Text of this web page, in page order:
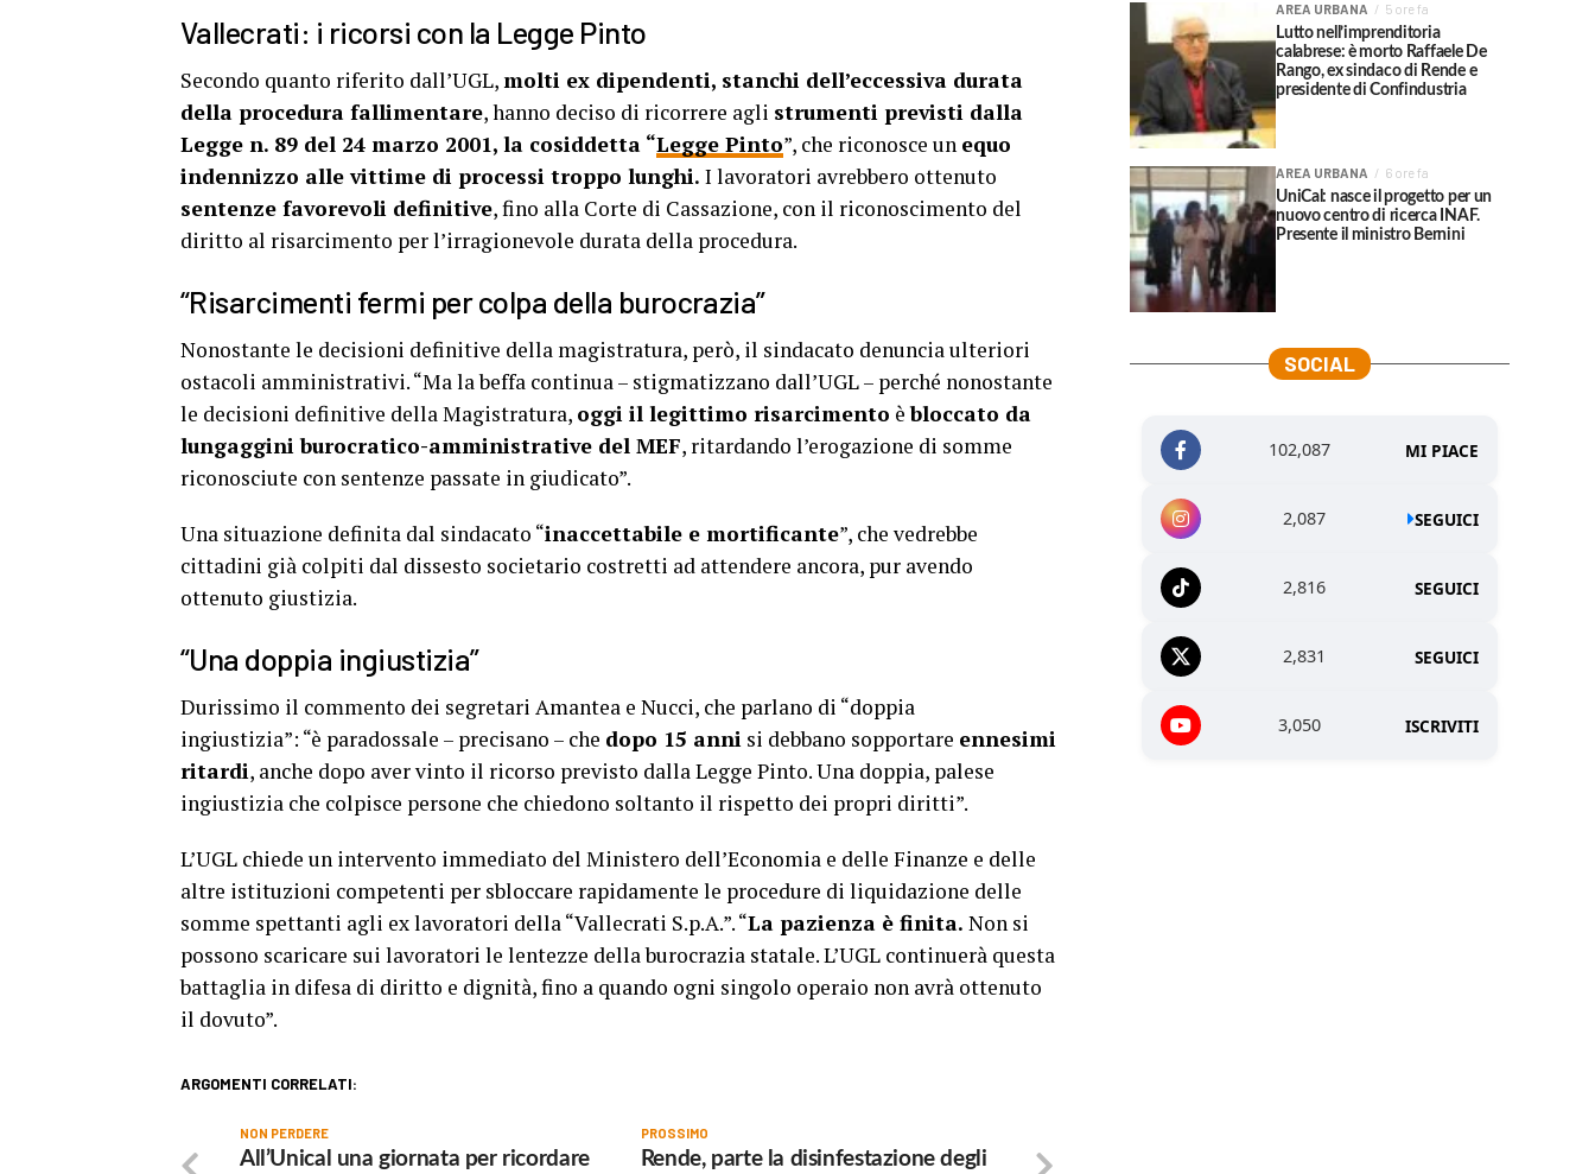
Vallecrati: i ricorsi con la Legge Pinto
Secondo quanto riferito dall’UGL,molti ex dipendenti, stanchi dell’eccessiva durata
della procedura fallimentare, hanno deciso di ricorrere agli strumenti previsti dalla
Legge n. 89 del 24 marzo 2001, la cosiddetta “Legge Pinto”, che riconosce un equo
indennizzo alle vittime di processi troppo lunghi. I lavoratori avrebbero ottenuto
sentenze favorevoli definitive, fino alla Corte di Cassazione, con il riconoscimento del
diritto al risarcimento per l’irragionevole durata della procedura.
“Risarcimenti fermi per colpa della burocrazia”
Nonostante le decisioni definitive della magistratura, però, il sindacato denuncia ulteriori
ostacoli amministrativi. “Ma la beffa continua – stigmatizzano dall’UGL – perché nonostante
le decisioni definitive della Magistratura, oggi il legittimo risarcimento èbloccato da
lungaggini burocratico-amministrative del MEF, ritardando l’erogazione di somme
riconosciute con sentenze passate in giudicato”.
Una situazione definita dal sindacato “inaccettabile e mortificante”, che vedrebbe
cittadini già colpiti dal dissesto societario costretti ad attendere ancora, pur avendo
ottenuto giustizia.
“Una doppia ingiustizia”
Durissimo il commento dei segretari Amantea e Nucci, che parlano di “doppia
ingiustizia”: “è paradossale – precisano – che dopo 15 anni si debbano sopportare ennesimi
ritardi, anche dopo aver vinto il ricorso previsto dalla Legge Pinto. Una doppia, palese
ingiustizia che colpisce persone che chiedono soltanto il rispetto dei propri diritti”.
L’UGL chiede un intervento immediato del Ministero dell’Economia e delle Finanze e delle
altre istituzioni competenti per sbloccare rapidamente le procedure di liquidazione delle
somme spettanti agli ex lavoratori della “Vallecrati S.p.A.”. “La pazienza è finita. Non si
possono scaricare sui lavoratori le lentezze della burocrazia statale. L’UGL continuerà questa
battaglia in difesa di diritto e dignità, fino a quando ogni singolo operaio non avrà ottenuto
il dovuto”.
ARGOMENTI CORRELATI:
PROSSIMO
Rende, parte la disinfestazione degli
NON PERDERE
All’Unical una giornata per ricordare
AREA URBANA 5 ore fa
Lutto nell’imprenditoria
calabrese: è morto Raffaele De
Rango, ex sindaco di Rende e
presidente di Confindustria
AREA URBANA 6 ore fa
UniCal: nasce il progetto per un
nuovo centro di ricerca INAF.
Presente il ministro Bernini
SOCIAL
102,087 MI PIACE
2,087 SEGUICI
2,816 SEGUICI
2,831 SEGUICI
3,050 ISCRIVITI